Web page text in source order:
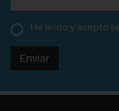
He leído y acepto la
Enviar